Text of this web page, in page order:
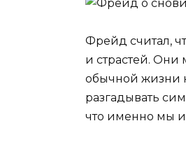
Фрейд считал,
и страстей. Они
обычной жизни
разгадывать
что именно мы